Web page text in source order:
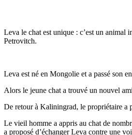
Leva le chat est unique : c’est un animal
Petrovitch.
Leva est né en Mongolie et a passé son
Alors le jeune chat a trouvé un nouvel
De retour à Kaliningrad, le propriétaire a
Le vieil homme a appris au chat de
a proposé d’échanger Leva contre une